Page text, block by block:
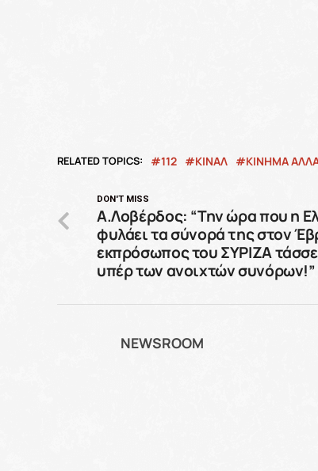
RELATED TOPICS: 112 ΚΙΝΑΛ ΚΙΝΗΜΑ
DON'T MISS
Α.Λοβέρδος: “Την ώρα που η
φυλάει τα σύνορά της στον
εκπρόσωπος του ΣΥΡΙΖΑ
υπέρ των ανοιχτών συνόρων!”
NEWSROOM